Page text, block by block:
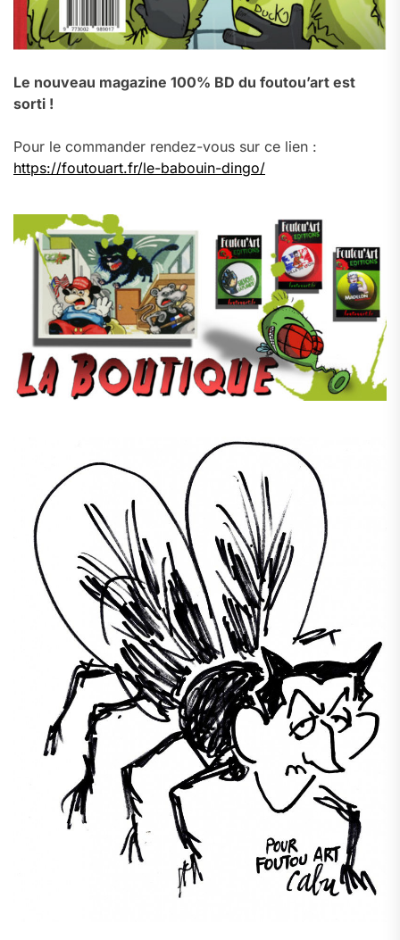
Le nouveau magazine 100% BD du foutou’art est
sorti !
Pour le commander rendez-vous sur ce lien :
https://foutouart.fr/le-babouin-dingo/